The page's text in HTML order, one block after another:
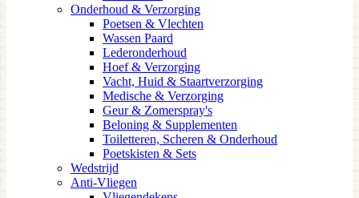
Onderhoud & Verzorging
Poetsen & Vlechten
Wassen Paard
Lederonderhoud
Hoef & Verzorging
Vacht, Huid & Staartverzorging
Medische & Verzorging
Geur & Zomerspray's
Beloning & Supplementen
Toiletteren, Scheren & Onderhoud
Poetskisten & Sets
Wedstrijd
Anti-Vliegen